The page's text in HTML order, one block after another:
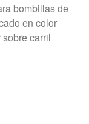
bombillas de
en color
carril